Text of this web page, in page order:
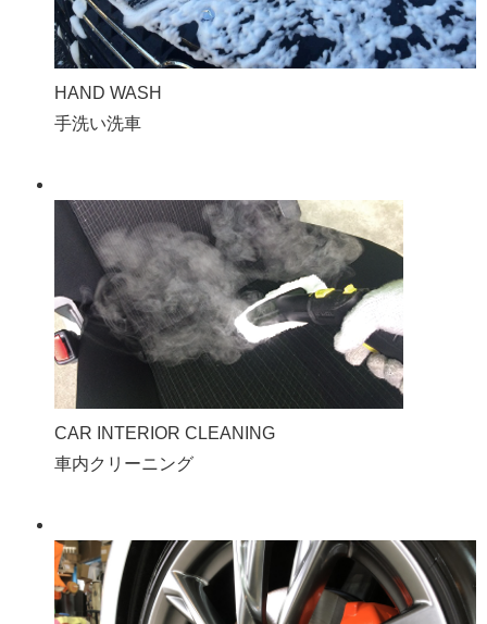
HAND WASH
手洗い洗車
CAR INTERIOR CLEANING
車内クリーニング